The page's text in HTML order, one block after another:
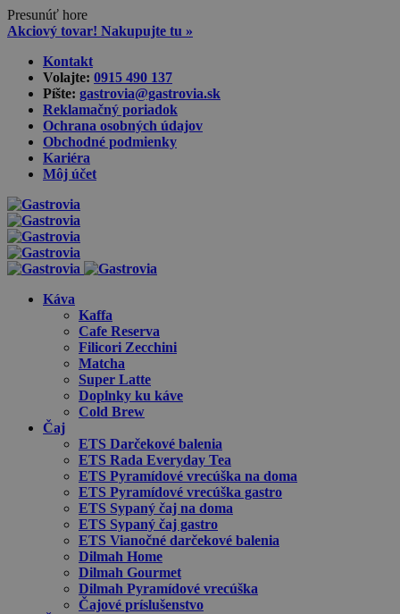
Presunúť hore
Akciový tovar! Nakupujte tu »
content
Kontakt
Volajte: 0915 490 137‬
Píšte: gastrovia@gastrovia.sk‬
Reklamačný poriadok
Ochrana osobných údajov
Obchodné podmienky
Kariéra
Môj účet
Káva
Kaffa
Cafe Reserva
Filicori Zecchini
Matcha
Super Latte
Doplnky ku káve
Cold Brew
Čaj
ETS Darčekové balenia
ETS Rada Everyday Tea
ETS Pyramídové vrecúška na doma
ETS Pyramídové vrecúška gastro
ETS Sypaný čaj na doma
ETS Sypaný čaj gastro
ETS Vianočné darčekové balenia
Dilmah Home
Dilmah Gourmet
Dilmah Pyramídové vrecúška
Čajové príslušenstvo